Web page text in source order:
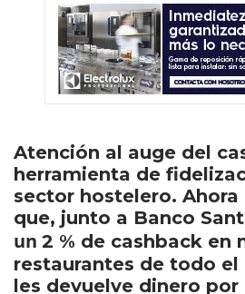
Atención al auge del
herramienta de
sector hostelero. Ahora
que, junto a Banco
un 2 % de cashback en
restaurantes de todo el
les devuelve dinero por